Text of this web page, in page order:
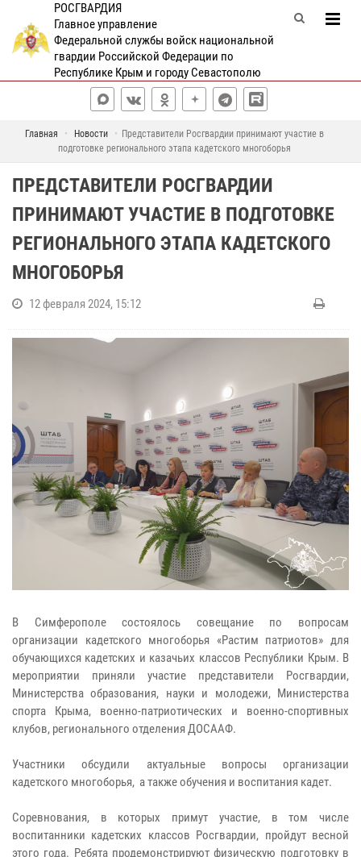
РОСГВАРДИЯ
Главное управление
Федеральной службы войск национальной
гвардии Российской Федерации по
Республике Крым и городу Севастополю
Главная Новости
Представители Росгвардии принимают участие в
подготовке регионального этапа кадетского многоборья
ПРЕДСТАВИТЕЛИ РОСГВАРДИИ
ПРИНИМАЮТ УЧАСТИЕ В ПОДГОТОВКЕ
РЕГИОНАЛЬНОГО ЭТАПА КАДЕТСКОГО
МНОГОБОРЬЯ
12 февраля 2024, 15:12
В Симферополе состоялось совещание по вопросам
организации кадетского многоборья «Растим патриотов» для
обучающихся кадетских и казачьих классов Республики Крым. В
мероприятии приняли участие представители Росгвардии,
Министерства образования, науки и молодежи, Министерства
спорта Крыма, военно-патриотических и военно-спортивных
клубов, регионального отделения ДОСААФ.
Участники обсудили актуальные вопросы организации
кадетского многоборья, а также обучения и воспитания кадет.
Соревнования, в которых примут участие, в том числе
воспитанники кадетских классов Росгвардии, пройдут весной
этого года. Ребята продемонстрируют физическую подготовку в